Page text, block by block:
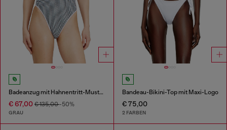
Badeanzug mit Hahnentritt-Muster
€ 67,00 € 135,00-50%
GRAU
Bandeau-Bikini-Top mit Maxi-Logo
€ 75,00
2 FARBEN